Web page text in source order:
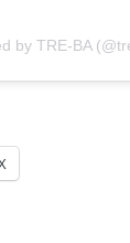
by TRE-BA